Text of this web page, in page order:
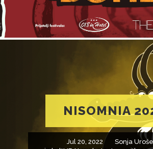
NISOMNIA
Jul 20, 2022
Sonja